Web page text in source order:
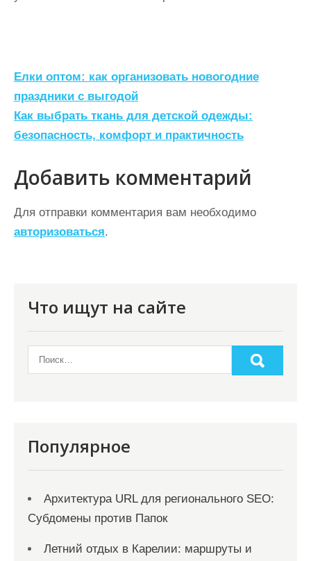
Н
а
в
и
г
а
ц
и
м
Елки оптом: как организовать новогодние
праздники с выгодой
Как выбрать ткань для детской одежды:
безопасность, комфорт и практичность
Добавить комментарий
Для отправки комментария вам необходимо
авторизоваться.
Что ищут на сайте
Популярное
Архитектура URL для регионального SEO:
Субдомены против Папок
Летний отдых в Карелии: маршруты и